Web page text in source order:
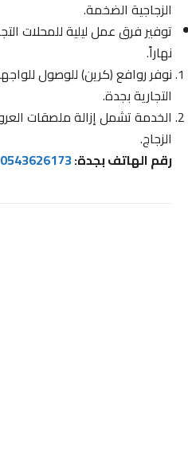
الزجاجية الضخمة.
توفير فرق عمل ليلية للمحلات
نهاراً.
نوفر روافع (كرين) للوصول
التجارية بجدة.
الخدمة تشمل إزالة ملصقات العروض
الزجاج.
رقم الهاتف بجدة:0543626173